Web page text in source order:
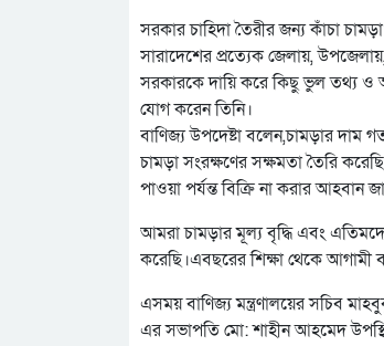
সরকার চাহিদা তৈরীর জন্য কাঁচা
সারাদেশের প্রত্যেক জেলায়,
সরকারকে দায়ি করে কিছু ভুল তথ্য ও
যোগ করেন তিনি।
বাণিজ্য উপদেষ্টা বলেন,চামড়ার
চামড়া সংরক্ষণের সক্ষমতা তৈরি
পাওয়া পর্যন্ত বিক্রি না করার আহবান
আমরা চামড়ার মূল্য বৃদ্ধি এবং
করেছি।এবছরের শিক্ষা থেকে
এসময় বাণিজ্য মন্ত্রণালয়ের সচিব
এর সভাপতি মো: শাহীন আহমেদ